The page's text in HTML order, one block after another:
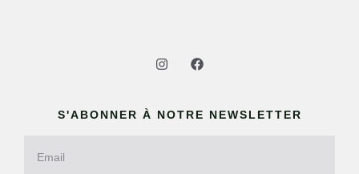
S'ABONNER À NOTRE NEWSLETTER